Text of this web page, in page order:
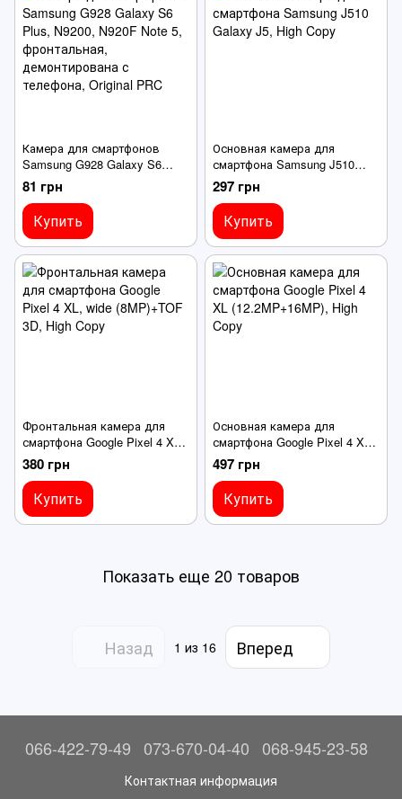
Камера для смартфонов
Samsung G928 Galaxy S6
Plus, N9200, N920F Note 5,
фронтальная,
демонтирована с телефона
81 грн
Купить
Основная камера для
смартфона Samsung J510
Galaxy J5
297 грн
Купить
Фронтальная камера для
смартфона Google Pixel 4 XL,
wide (8MP)+TOF 3D
380 грн
Купить
Основная камера для
смартфона Google Pixel 4 XL
(12.2MP+16MP)
497 грн
Купить
Показать еще 20 товаров
Назад 1 из 16 Вперед
066-422-79-49 073-670-04-40 068-945-23-58
Контактная информация